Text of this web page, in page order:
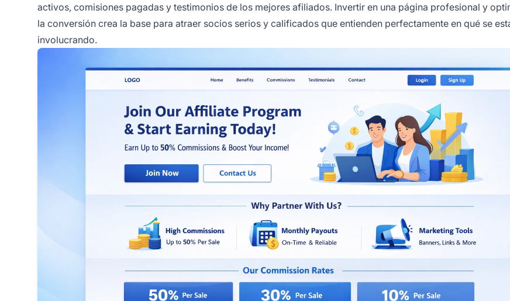
activos, comisiones pagadas y testimonios de los mejores afiliados. Invertir en una página profesional y
la conversión crea la base para atraer socios serios y calificados que entienden perfectamente en qué se
involucrando.